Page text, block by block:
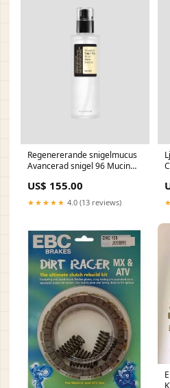
Regenererande snigelmucus
Avancerad snigel 96 Mucin
collection-twarz-
pielegnacja_twarzy
US$ 155.00
★★★★★ 4.0 (13 reviews)